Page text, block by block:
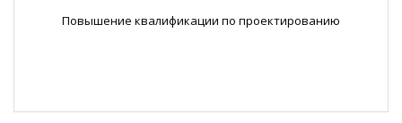
Повышение квалификации по проектированию